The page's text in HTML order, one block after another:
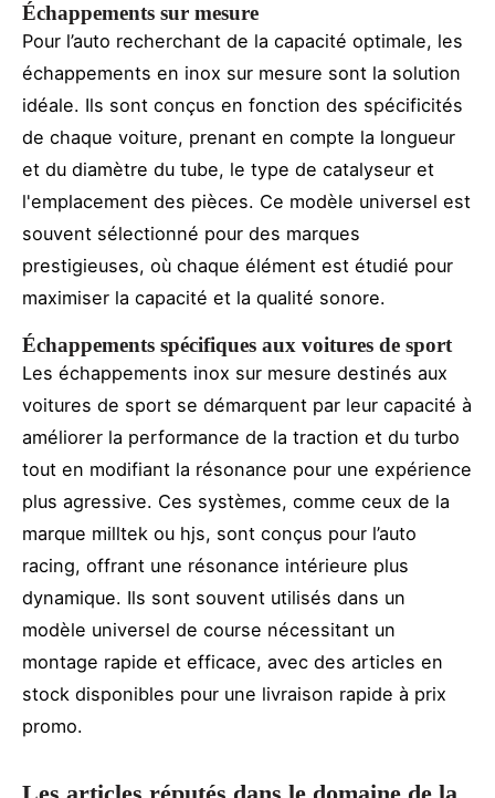
Échappements sur mesure
Pour l’auto recherchant de la capacité optimale, les
échappements en inox sur mesure sont la solution
idéale. Ils sont conçus en fonction des spécificités
de chaque voiture, prenant en compte la longueur
et du diamètre du tube, le type de catalyseur et
l'emplacement des pièces. Ce modèle universel est
souvent sélectionné pour des marques
prestigieuses, où chaque élément est étudié pour
maximiser la capacité et la qualité sonore.
Échappements spécifiques aux voitures de sport
Les échappements inox sur mesure destinés aux
voitures de sport se démarquent par leur capacité à
améliorer la performance de la traction et du turbo
tout en modifiant la résonance pour une expérience
plus agressive. Ces systèmes, comme ceux de la
marque milltek ou hjs, sont conçus pour l’auto
racing, offrant une résonance intérieure plus
dynamique. Ils sont souvent utilisés dans un
modèle universel de course nécessitant un
montage rapide et efficace, avec des articles en
stock disponibles pour une livraison rapide à prix
promo.